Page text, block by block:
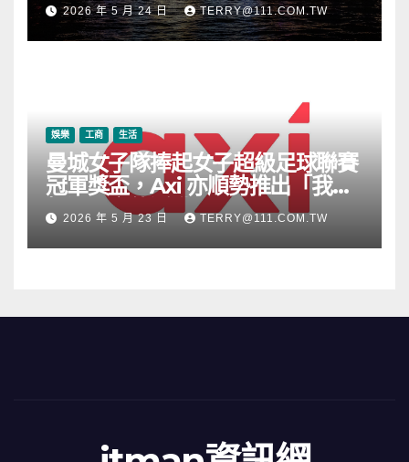
2026 年 5 月 24 日 TERRY@111.COM.TW
娛樂 工商 生活
曼城女子隊捧起女子超級足球聯賽
冠軍獎盃，Axi 亦順勢推出「我的
根源」宣傳活動
2026 年 5 月 23 日 TERRY@111.COM.TW